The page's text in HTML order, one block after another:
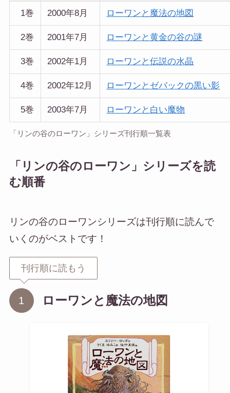
1巻 2000年8月 ローワンと魔法の地図
2巻 2001年7月 ローワンと黄金の谷の謎
3巻 2002年1月 ローワンと伝説の水晶
4巻 2002年12月 ローワンとゼバックの黒い影
5巻 2003年7月 ローワンと白い魔物
「リンの谷のローワン」シリーズ刊行順一覧表
「リンの谷のローワン」シリーズを読
む順番
リンの谷のローワンシリーズは刊行順に読んで
いくのがベストです！
刊行順に読もう
ローワンと魔法の地図